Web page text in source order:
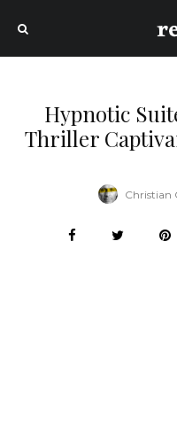
Hypnotic
Thriller
Christian